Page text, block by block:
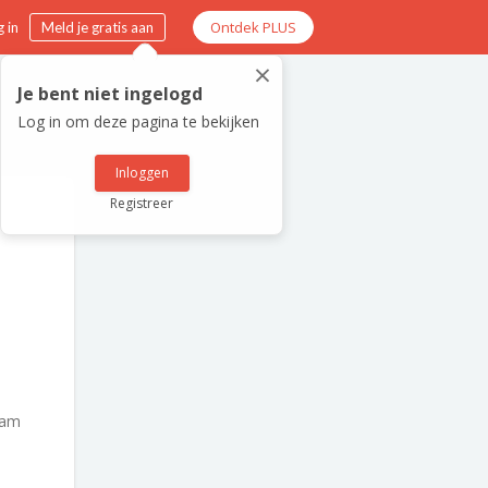
in Meld je gratis aan Ontdek PLUS
×
Je bent niet ingelogd
Log in om deze pagina te bekijken
Inloggen
Registreer